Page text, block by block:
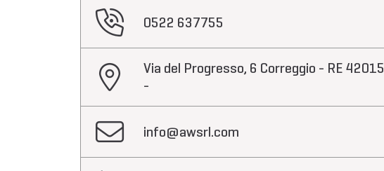
0522 637755
Via del Progresso, 6 Correggio - RE 42015
-
info@awsrl.com